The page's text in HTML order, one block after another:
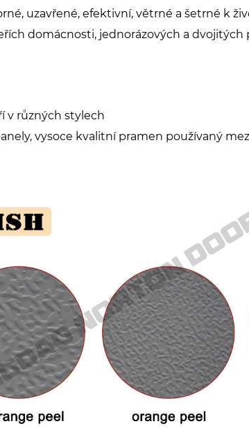
uzavřené, efektivní, větrné a šetrné k
domácnosti, jednorázových a dvojitých
v různých stylech
vysoce kvalitní pramen používaný